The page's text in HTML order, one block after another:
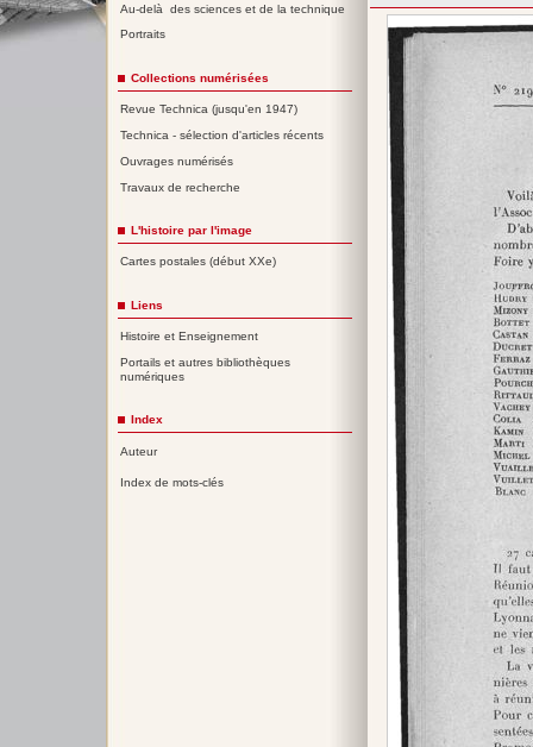
Au-delà des sciences et de la technique
Portraits
Collections numérisées
Revue Technica (jusqu'en 1947)
Technica - sélection d'articles récents
Ouvrages numérisés
Travaux de recherche
L'histoire par l'image
Cartes postales (début XXe)
Liens
Histoire et Enseignement
Portails et autres bibliothèques
numériques
Index
Auteur
Index de mots-clés